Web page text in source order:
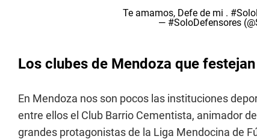
Te amamos, Defe de mi .
— #SoloDefensores
Los clubes de Mendoza que
En Mendoza nos son pocos las instituciones
entre ellos el Club Barrio Cementista, animador
grandes protagonistas de la Liga Mendocina de